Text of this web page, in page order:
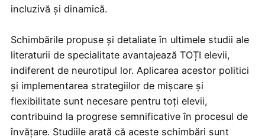
incluzivă și dinamică.
Schimbările propuse și detaliate în ultimele studii ale
literaturii de specialitate avantajează TOȚI elevii,
indiferent de neurotipul lor. Aplicarea acestor politici
și implementarea strategiilor de mișcare și
flexibilitate sunt necesare pentru toți elevii,
contribuind la progrese semnificative în procesul de
învățare. Studiile arată că aceste schimbări sunt